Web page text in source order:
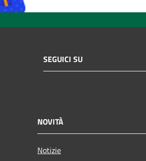
SEGUICI SU
NOVITÀ
Notizie